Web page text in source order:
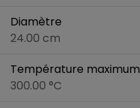
Diamètre
24.00 cm
Température maximum
300.00 °C